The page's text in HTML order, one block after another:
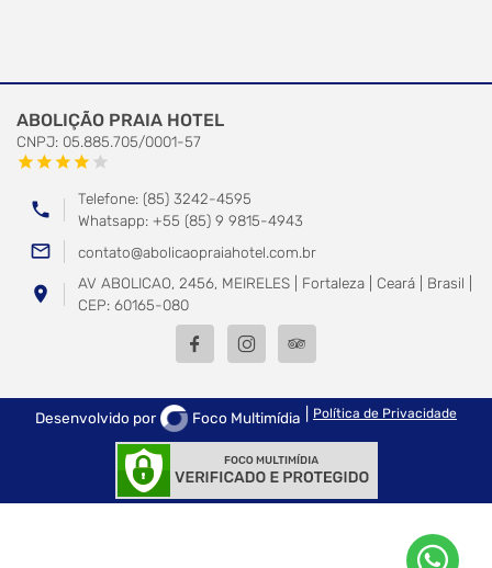
ABOLIÇÃO PRAIA HOTEL
CNPJ: 05.885.705/0001-57
starstarstarstar star
phone
Telefone: (85) 3242-4595
Whatsapp: +55 (85) 9 9815-4943
mail_outline contato@abolicaopraiahotel.com.br
location_on
AV ABOLICAO, 2456, MEIRELES | Fortaleza | Ceará | Brasil |
CEP: 60165-080
Desenvolvido por Foco Multimídia Política de Privacidade